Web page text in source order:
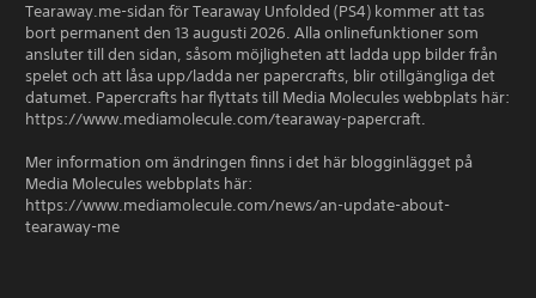
Tearaway.me-sidan för Tearaway Unfolded (PS4) kommer att tas
bort permanent den 13 augusti 2026. Alla onlinefunktioner som
ansluter till den sidan, såsom möjligheten att ladda upp bilder från
spelet och att låsa upp/ladda ner papercrafts, blir otillgängliga det
datumet. Papercrafts har flyttats till Media Molecules webbplats här:
https://www.mediamolecule.com/tearaway-papercraft.
Mer information om ändringen finns i det här blogginlägget på
Media Molecules webbplats här:
https://www.mediamolecule.com/news/an-update-about-
tearaway-me